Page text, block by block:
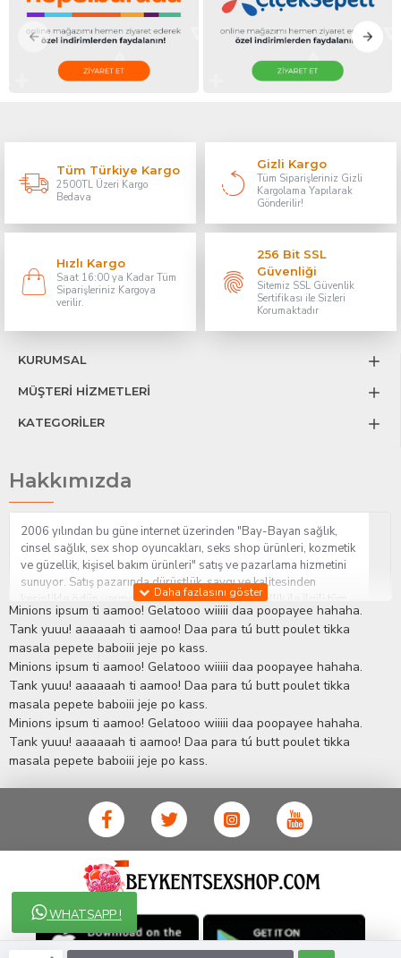
WHATSAPP !
Tüm Türkiye Kargo
2500TL Üzeri Kargo
Bedava
Gizli Kargo
Tüm Siparişleriniz Gizli
Kargolama Yapılarak
Gönderilir!
Hızlı Kargo
Saat 16:00 ya Kadar Tüm
Siparişleriniz Kargoya
verilir.
256 Bit SSL
Güvenliği
Sitemiz SSL Güvenlik
Sertifikası ile Sizleri
Korumaktadır
KURUMSAL
MÜŞTERİ HİZMETLERİ
KATEGORİLER
Hakkımızda
2006 yılından bu güne internet üzerinden "Bay-Bayan sağlık,
cinsel sağlık, sex shop oyuncakları, seks shop ürünleri, kozmetik
ve güzellik, kişisel bakım ürünleri" satış ve pazarlama hizmetini
sunuyor. Satış pazarında dürüstlük, saygı ve kalitesinden
kesinlikle ödün vermeden hizmet sağlık ve güzellik ile ilgili tüm
sorularınıza anında cevap verebilen Yetkin ve uzman kadrosu ile
ihtiyaçlarınızı en uygun fiyat ve taksit seçenekleriyle karşılıyor.
İstanbul beylikdüzü Erotik Shop sitemizde insan odaklı çalışma
stratejimiz ile müşterilerimizin yaşamlarında mutlu, sağlıklı ve
bakımlı olmaları için onlara sağlık ve güzellik danışmanlığı
sağlıyoruz.Sex ShopAlışveriş sitemiz Erotik Shop sektöründeki
gelişmeleri ve yenilikleri çok yakından takip etmesi, yaklaşık
5000'e yakın geniş ürün yelpazesi ile Türkiye'de bu sektörde
kendi alanımızda en geniş ürün gurubuna sahip ender
mağazalardan biri olması, müşteri memnuniyetini her zaman ön
planda tutan yaklaşımcı ve yenilikçi servislerin geliştirilmesi
konusundaki becerileri ile kendisine Cinsel Ürün hayatında lider
ve kalıcı bir yer edinmiştir.
Minions ipsum ti aamoo! Gelatooo wiiiii daa poopayee hahaha.
Tank yuuu! aaaaaah ti aamoo! Daa para tú butt poulet tikka
masala pepete baboiii jeje po kass.
Minions ipsum ti aamoo! Gelatooo wiiiii daa poopayee hahaha.
Tank yuuu! aaaaaah ti aamoo! Daa para tú butt poulet tikka
masala pepete baboiii jeje po kass.
Minions ipsum ti aamoo! Gelatooo wiiiii daa poopayee hahaha.
Tank yuuu! aaaaaah ti aamoo! Daa para tú butt poulet tikka
masala pepete baboiii jeje po kass.